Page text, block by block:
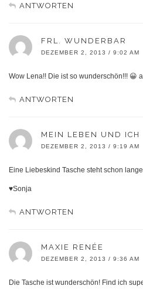
ANTWORTEN
FRL. WUNDERBAR
DEZEMBER 2, 2013 / 9:02 AM
Wow Lena!! Die ist so wunderschön!!! 😀
ANTWORTEN
MEIN LEBEN UND ICH
DEZEMBER 2, 2013 / 9:19 AM
Eine Liebeskind Tasche steht schon
♥Sonja
ANTWORTEN
MAXIE RENÉE
DEZEMBER 2, 2013 / 9:36 AM
Die Tasche ist wunderschön! Find ich